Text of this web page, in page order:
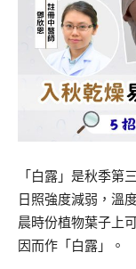
「白露」是秋季第
日照強度減弱，溫
晨時份植物葉子上
因而作「白露」。